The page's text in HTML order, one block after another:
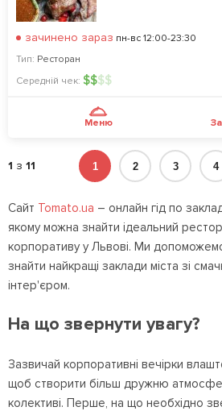
зачинено зараз пн-вс 12:00-23:30
Тип: Ресторан
Середній чек: $$$$
Меню
1 з 11 1 2 3 4
Сайт Tomato.ua – онлайн гід по
якому можна знайти ідеальний
корпоративу у Львові. Ми
знайти найкращі заклади міста зі
інтер'єром.
На що звернути увагу?
Зазвичай корпоративні вечірки
щоб створити більш дружню
колективі. Перше, на що необхідно